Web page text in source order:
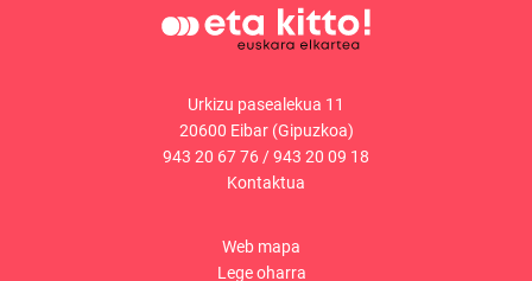
Urkizu pasealekua 11
20600 Eibar (Gipuzkoa)
943 20 67 76/943 20 09 18
Kontaktua
Web mapa
Lege oharra